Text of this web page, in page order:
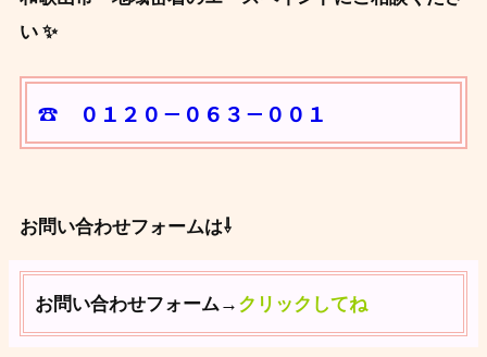
い ✨
☎ ０１２０－０６３－００１
お問い合わせフォームは⇩
お問い合わせフォーム→ クリックしてね